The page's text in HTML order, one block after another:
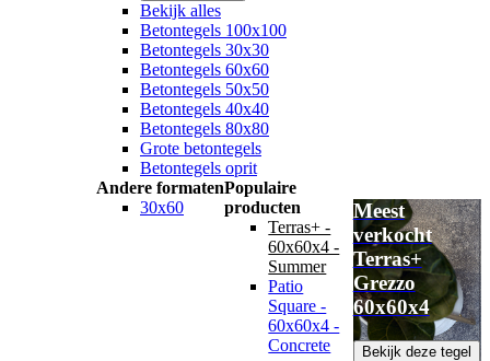
Bekijk alles
Betontegels 100x100
Betontegels 30x30
Betontegels 60x60
Betontegels 50x50
Betontegels 40x40
Betontegels 80x80
Grote betontegels
Betontegels oprit
Andere formaten
30x60
Populaire
producten
Terras+ -
60x60x4 -
Summer
Patio
Square -
60x60x4 -
Concrete
Meest
verkocht
Terras+
Grezzo
60x60x4
Bekijk deze tegel